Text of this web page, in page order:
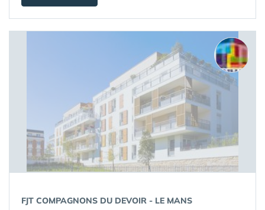
FJT COMPAGNONS DU DEVOIR - LE MANS